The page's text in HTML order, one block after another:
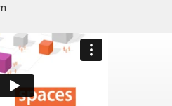
der Hochschule